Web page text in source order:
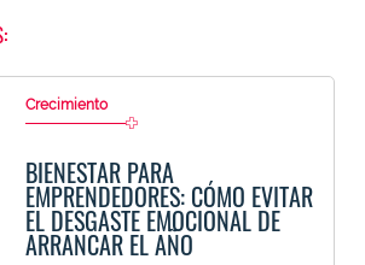
Crecimiento
BIENESTAR PARA
EMPRENDEDORES: CÓMO EVITAR
EL DESGASTE EMOCIONAL DE
ARRANCAR EL AÑO